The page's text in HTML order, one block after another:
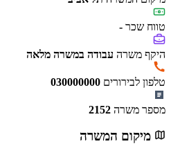
טווח שכר -
היקף משרה עבודה במשרה מלאה
טלפון לבירורים 030000000
מספר משרה 2152
מיקום המשרה